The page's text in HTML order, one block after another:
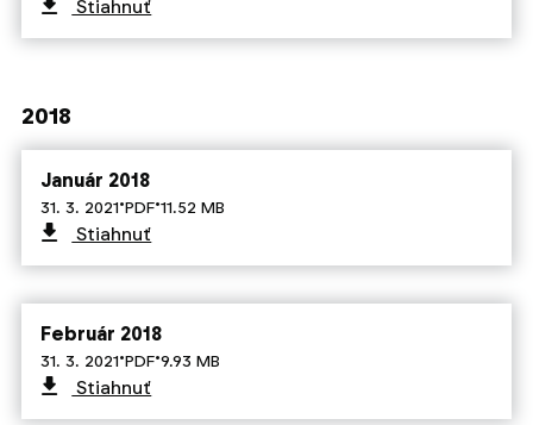
Stiahnuť
2018
Január 2018
31. 3. 2021·PDF·11.52 MB
Stiahnuť
Február 2018
31. 3. 2021·PDF·9.93 MB
Stiahnuť